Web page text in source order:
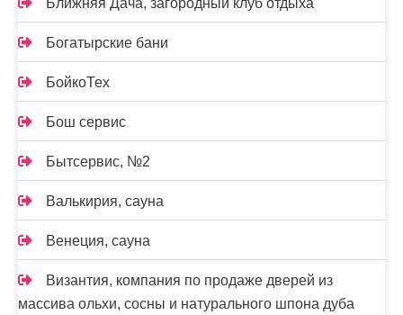
Ближняя Дача, загородный клуб отдыха
Богатырские бани
БойкоТех
Бош сервис
Бытсервис, №2
Валькирия, сауна
Венеция, сауна
Византия, компания по продаже дверей из
массива ольхи, сосны и натурального шпона дуба